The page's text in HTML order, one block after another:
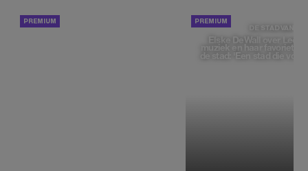
DE STAD VAN
Elske DeWall over
muziek en haar favoriete
de stad: 'Een stad die